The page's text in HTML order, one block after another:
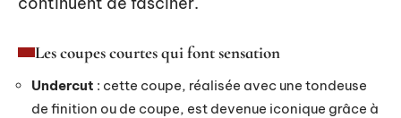
Les coupes courtes qui font sensation
Undercut : cette coupe, réalisée avec une tondeuse
de finition ou de coupe, est devenue iconique grâce à